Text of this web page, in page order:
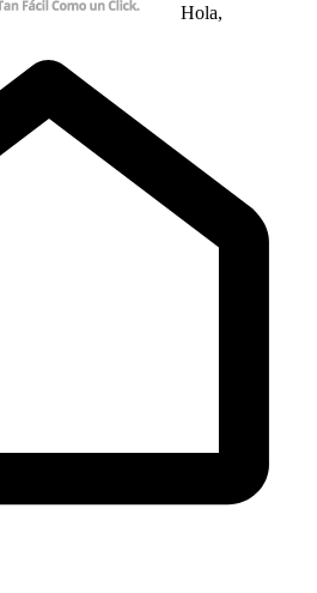
Hola,